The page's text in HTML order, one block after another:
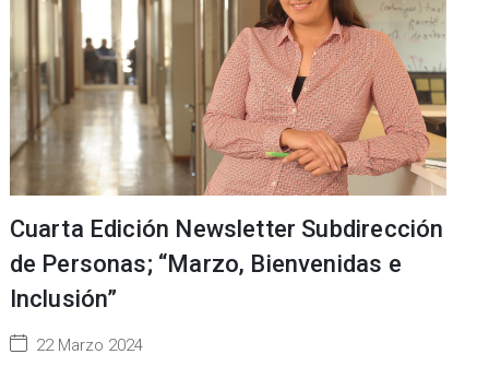
Cuarta Edición Newsletter Subdirección
de Personas; “Marzo, Bienvenidas e
Inclusión”
22 Marzo 2024